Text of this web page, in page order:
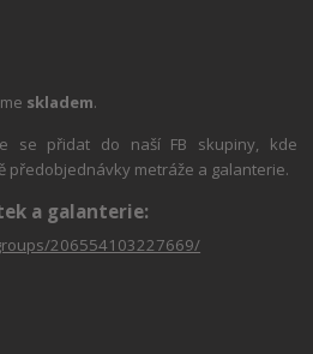
skladem.
se přidat do naší FB skupiny, kde
předobjednávky metráže a galanterie.
a galanterie:
206554103227669/